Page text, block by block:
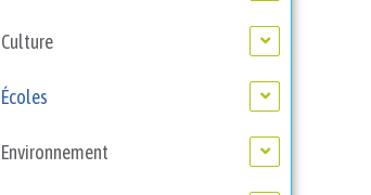
Culture
Écoles
Environnement